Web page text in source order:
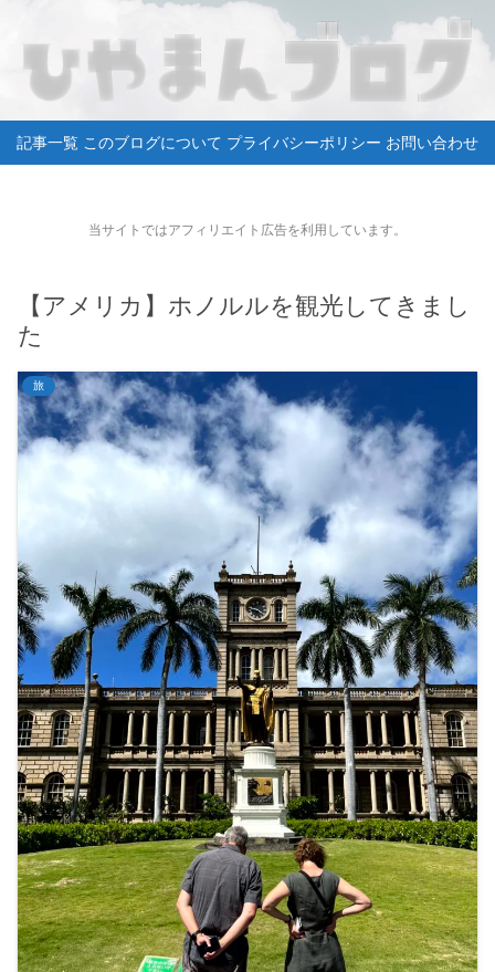
記事一覧 このブログについて プライバシーポリシー お問い合わせ
当サイトではアフィリエイト広告を利用しています。
【アメリカ】ホノルルを観光してきまし
た
旅